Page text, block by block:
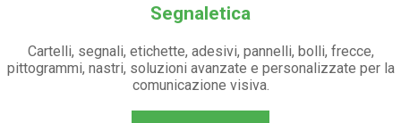
Segnaletica
Cartelli, segnali, etichette, adesivi, pannelli, bolli, frecce,
pittogrammi, nastri, soluzioni avanzate e personalizzate per la
comunicazione visiva.